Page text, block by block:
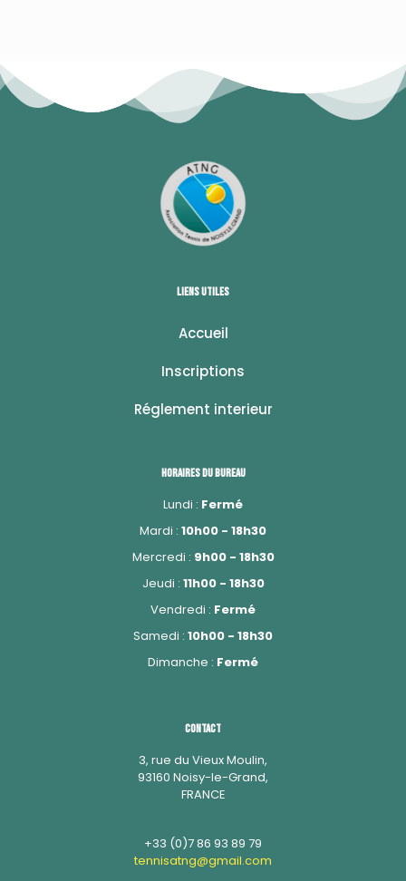
Liens utiles
Accueil
Inscriptions
Réglement interieur
Horaires du bureau
Lundi : Fermé
Mardi : 10h00 - 18h30
Mercredi : 9h00 - 18h30
Jeudi : 11h00 - 18h30
Vendredi : Fermé
Samedi : 10h00 - 18h30
Dimanche : Fermé
Contact
3, rue du Vieux Moulin,
93160 Noisy-le-Grand,
FRANCE
+33 (0)7 86 93 89 79
tennisatng@gmail.com